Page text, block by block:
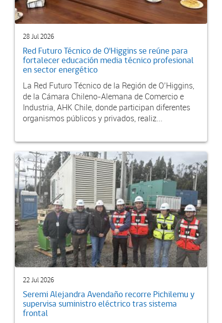
28 Jul 2026
Red Futuro Técnico de O'Higgins se reúne para
fortalecer educación media técnico profesional
en sector energético
La Red Futuro Técnico de la Región de O’Higgins,
de la Cámara Chileno-Alemana de Comercio e
Industria, AHK Chile, donde participan diferentes
organismos públicos y privados, realiz...
22 Jul 2026
Seremi Alejandra Avendaño recorre Pichilemu y
supervisa suministro eléctrico tras sistema
frontal